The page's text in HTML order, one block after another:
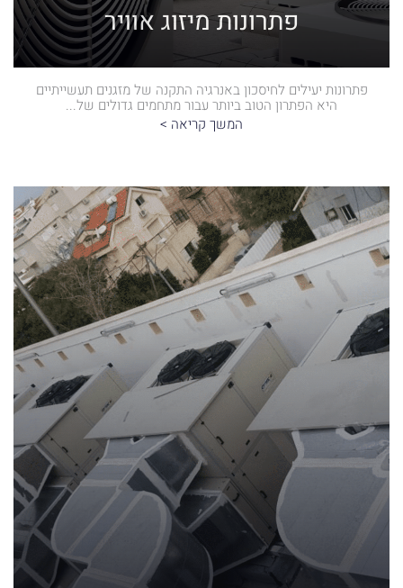
פתרונות מיזוג אוויר
פתרונות יעילים לחיסכון באנרגיה התקנה של מזגנים תעשייתיים
היא הפתרון הטוב ביותר עבור מתחמים גדולים של...
המשך קריאה >